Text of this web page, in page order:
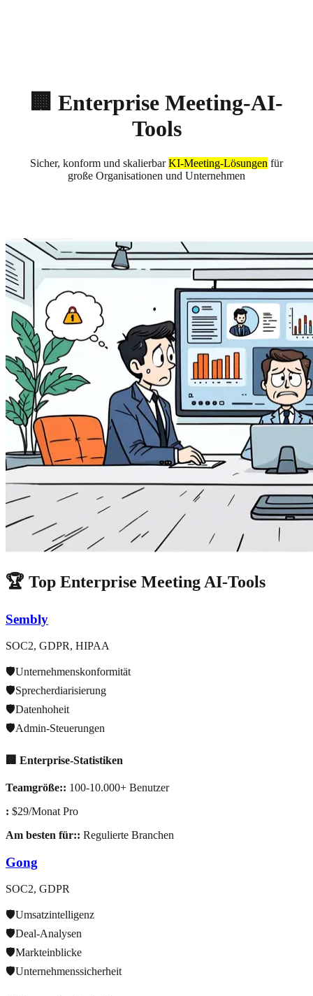
🏢 Enterprise Meeting-AI-
Tools
Sicher, konform und skalierbar KI-Meeting-Lösungen für
große Organisationen und Unternehmen
🏆 Top Enterprise Meeting AI-Tools
Sembly
SOC2, GDPR, HIPAA
🛡️Unternehmenskonformität
🛡️Sprecherdiarisierung
🛡️Datenhoheit
🛡️Admin-Steuerungen
🏢 Enterprise-Statistiken
Teamgröße:: 100-10.000+ Benutzer
: $29/Monat Pro
Am besten für:: Regulierte Branchen
Gong
SOC2, GDPR
🛡️Umsatzintelligenz
🛡️Deal-Analysen
🛡️Markteinblicke
🛡️Unternehmenssicherheit